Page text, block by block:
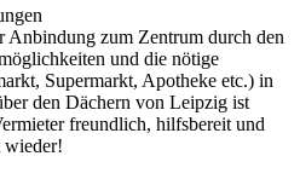
zum Zentrum durch den
und die nötige
Supermarkt, Apotheke etc.) in
den Dächern von Leipzig ist
freundlich, hilfsbereit und
wieder!